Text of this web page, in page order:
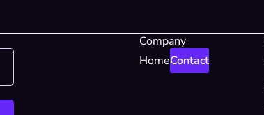
Company
HomeContact